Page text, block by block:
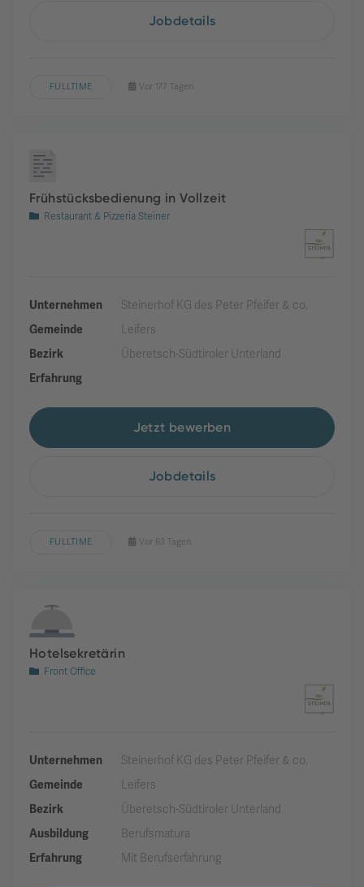
Jobdetails
FULLTIME Vor 177 Tagen
Frühstücksbedienung in Vollzeit
Restaurant & Pizzeria Steiner
Unternehmen
Steinerhof KG des Peter Pfeifer & co.
Gemeinde
Leifers
Bezirk
Überetsch-Südtiroler Unterland
Erfahrung
Jetzt bewerben
Jobdetails
FULLTIME Vor 63 Tagen
Hotelsekretärin
Front Office
Unternehmen
Steinerhof KG des Peter Pfeifer & co.
Gemeinde
Leifers
Bezirk
Überetsch-Südtiroler Unterland
Ausbildung
Berufsmatura
Erfahrung
Mit Berufserfahrung